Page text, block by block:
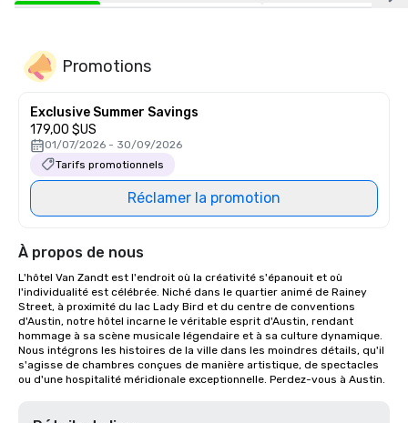
Promotions
Exclusive Summer Savings
179,00 $US
01/07/2026 - 30/09/2026
Tarifs promotionnels
Réclamer la promotion
À propos de nous
L'hôtel Van Zandt est l'endroit où la créativité s'épanouit et où
l'individualité est célébrée. Niché dans le quartier animé de Rainey
Street, à proximité du lac Lady Bird et du centre de conventions
d'Austin, notre hôtel incarne le véritable esprit d'Austin, rendant
hommage à sa scène musicale légendaire et à sa culture dynamique.
Nous intégrons les histoires de la ville dans les moindres détails, qu'il
s'agisse de chambres conçues de manière artistique, de spectacles
ou d'une hospitalité méridionale exceptionnelle. Perdez-vous à Austin.